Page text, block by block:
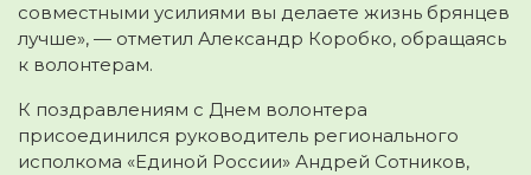
совместными усилиями вы делаете жизнь брянцев
лучше», — отметил Александр Коробко, обращаясь
к волонтерам.
К поздравлениям с Днем волонтера
присоединился руководитель регионального
исполкома «Единой России» Андрей Сотников,